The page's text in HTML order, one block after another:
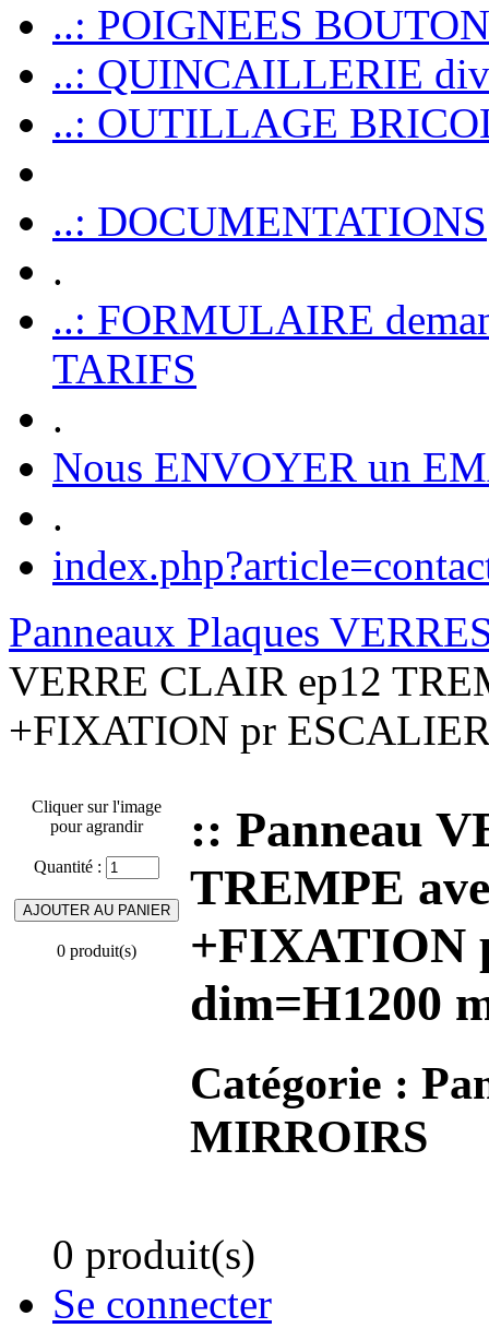
..: POIGNEES
..: QUINCAILLERIE
..: OUTILLAGE
..: DOCUMENTATIONS
.
..: FORMULAIRE
TARIFS
.
Nous ENVOYER un
.
Panneaux Plaques
VERRE CLAIR ep12
+FIXATION pr
Cliquer sur l'image
pour agrandir
Quantité :
0 produit(s)
:: Panneau
TREMPE
+FIXATION
dim=H1200
Catégorie :
MIRROIRS
0 produit(s)
Se connecter